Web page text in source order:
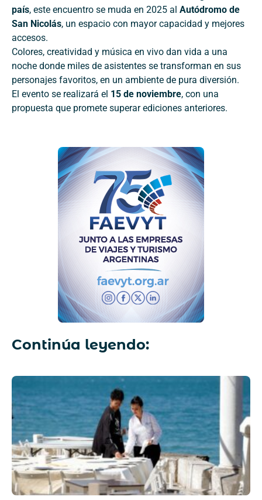
país, este encuentro se muda en 2025 al Autódromo de
San Nicolás, un espacio con mayor capacidad y mejores
accesos.
Colores, creatividad y música en vivo dan vida a una
noche donde miles de asistentes se transforman en sus
personajes favoritos, en un ambiente de pura diversión.
El evento se realizará el 15 de noviembre, con una
propuesta que promete superar ediciones anteriores.
Continúa leyendo: